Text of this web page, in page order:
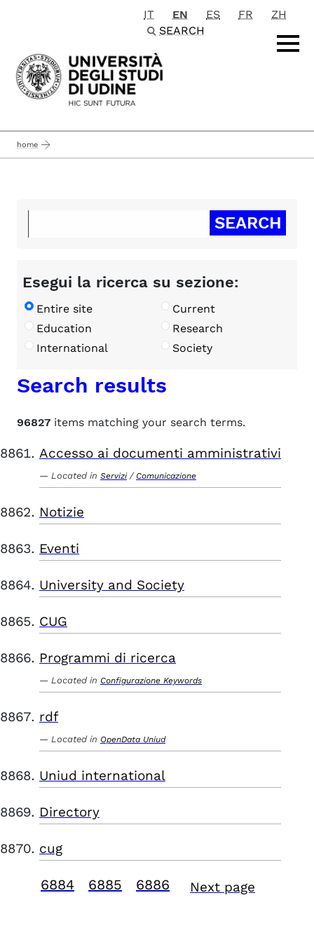
Passa al contenuto principale
IT EN ES FR
ZH
SEARCH
home
Esegui la ricerca su sezione:
Entire site
Current
Education
Research
International
Society
Search results
96827 items matching your search terms.
Accesso ai documenti amministrativi
Located in Servizi / Comunicazione
Notizie
Eventi
University and Society
CUG
Programmi di ricerca
Located in Configurazione Keywords
rdf
Located in OpenData Uniud
Uniud international
Directory
cug
6884 6885 6886 Next page